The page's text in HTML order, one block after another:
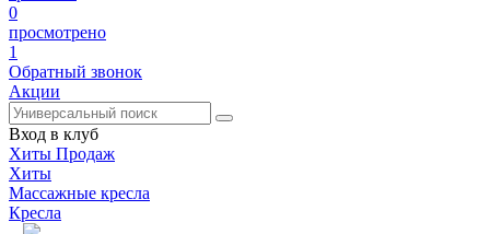
0
просмотрено
1
Обратный звонок
Акции
Вход в клуб
Хиты Продаж
Хиты
Массажные кресла
Кресла